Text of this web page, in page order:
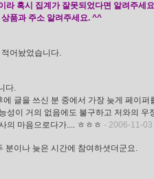
라 혹시 집계가 잘못되었다면 알려주세
품과 주소 알려주세요. ^^
어놨었습니다.
다.
글을 쓰신 분 중에서 가장 늦게 페이
성이 거의 없음에도 불구하고 저와의 우
의 마음으로다가.... ㅎㅎㅎ - 2006-11-03
분이나 늦은 시간에 참여하셧더군요.